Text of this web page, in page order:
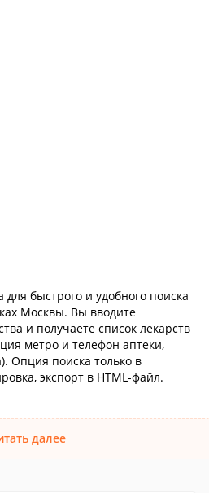
быстрого и удобного поиска
Москвы. Вы вводите
и получаете список лекарств
метро и телефон аптеки,
Опция поиска только в
экспорт в HTML-файл.
далее